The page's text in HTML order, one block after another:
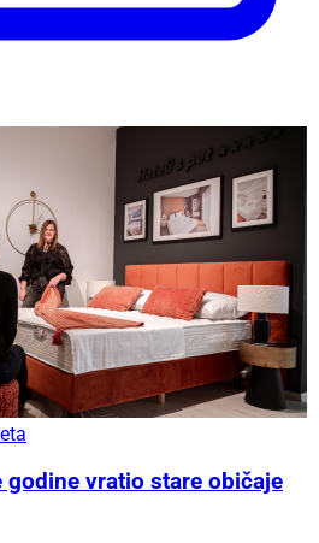
vratio stare običaje